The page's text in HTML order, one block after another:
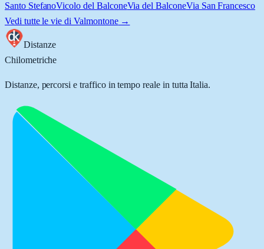
Santo StefanoVicolo del BalconeVia del BalconeVia San Francesco
Vedi tutte le vie di Valmontone→
Distanze
Chilometriche
Distanze, percorsi e traffico in tempo reale in tutta Italia.